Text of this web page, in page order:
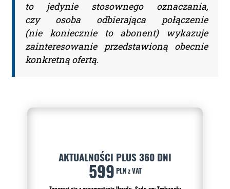
to jedynie stosownego oznaczania,
czy osoba odbierająca połączenie
(nie koniecznie to abonent) wykazuje
zainteresowanie przedstawioną obecnie
konkretną ofertą.
AKTUALNOŚCI PLUS 360 DNI
599 PLN z VAT